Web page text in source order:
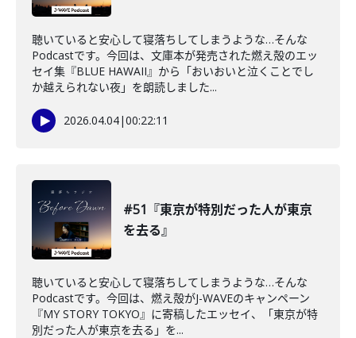
聴いていると安心して寝落ちしてしまうような…そんな
Podcastです。今回は、文庫本が発売された燃え殻のエッ
セイ集『BLUE HAWAII』から「おいおいと泣くことでし
か越えられない夜」を朗読しました...
2026.04.04|00:22:11
#51『東京が特別だった人が東京
を去る』
聴いていると安心して寝落ちしてしまうような…そんな
Podcastです。今回は、燃え殻がJ-WAVEのキャンペーン
『MY STORY TOKYO』に寄稿したエッセイ、「東京が特
別だった人が東京を去る」を...